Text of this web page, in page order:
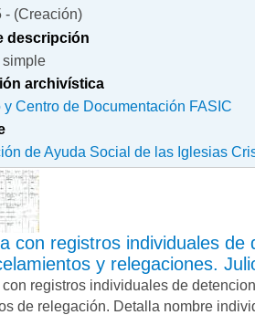
- (Creación)
descripción
archivística
y Centro de Documentación FASIC
de Ayuda Social de las Iglesias
con registros individuales de
y relegaciones.
registros individuales de
de relegación. Detalla nombre